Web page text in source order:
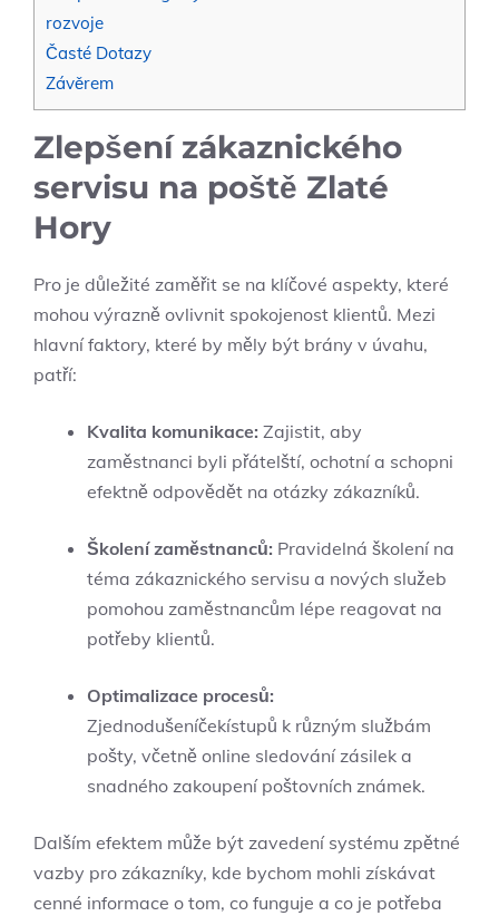
rozvoje
Časté Dotazy
Závěrem
Zlepšení zákaznického
servisu na poště Zlaté
Hory
Pro je důležité zaměřit se na klíčové aspekty, které
mohou výrazně ovlivnit spokojenost klientů. Mezi
hlavní faktory, které by měly být brány v úvahu,
patří:
Kvalita komunikace: Zajistit, aby
zaměstnanci byli přátelští, ochotní a schopni
efektně odpovědět na otázky zákazníků.
Školení zaměstnanců: Pravidelná školení na
téma zákaznického servisu a nových služeb
pomohou zaměstnancům lépe reagovat na
potřeby klientů.
Optimalizace procesů:
Zjednodušeníčekístupů k různým službám
pošty, včetně online sledování zásilek a
snadného zakoupení poštovních známek.
Dalším efektem může být zavedení systému zpětné
vazby pro zákazníky, kde bychom mohli získávat
cenné informace o tom, co funguje a co je potřeba